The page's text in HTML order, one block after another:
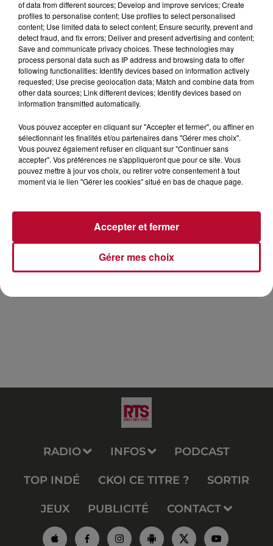
Celui que Marianne James a surnommé il y a 12 ans “la
Tortue” a donc très largement su prendre de la
vitesse, et c’est sans carapace qu’il s'est livré à Nico
dans Carré VIP !!
RADIO INFOS PODCAST
TOP INDÉ CKOI CE TITRE ? SORTIR
JEUX PUBLICITÉ CONTACT
of data from different sources; Develop and improve services; Create
profiles to personalise content; Use profiles to select personalised
content; Use limited data to select content; Ensure security, prevent and
detect fraud, and fix errors; Deliver and present advertising and content;
Save and communicate privacy choices. These technologies may
process personal data such as IP address and browsing data to offer
following functionalities: Identify devices based on information actively
requested; Use precise geolocation data; Match and combine data from
other data sources; Link different devices; Identify devices based on
information transmitted automatically.
Vous pouvez accepter en cliquant sur "Accepter et fermer", ou affiner en
sélectionnant les finalités et/ou partenaires dans "Gérer mes choix".
Vous pouvez également refuser en cliquant sur "Continuer sans
accepter". Vos préférences ne s'appliqueront que pour ce site. Vous
pouvez mettre à jour vos choix, ou retirer votre consentement à tout
moment via le lien "Gérer les cookies" situé en bas de chaque page.
Gérer mes choix
Accepter et fermer